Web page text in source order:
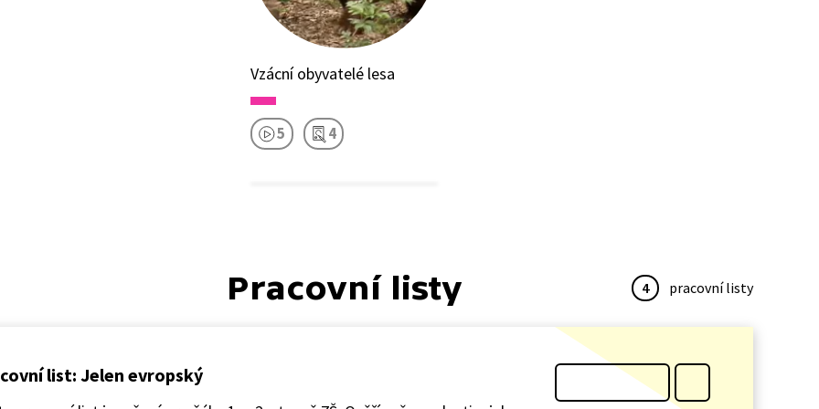
Vzácní obyvatelé lesa
5 4
Pracovní listy 4 pracovní listy
list: Jelen evropský